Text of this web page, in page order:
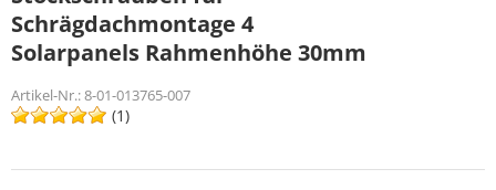
Schrägdachmontage 4
Solarpanels Rahmenhöhe 30mm
Artikel-Nr.:8-01-013765-007
(1)